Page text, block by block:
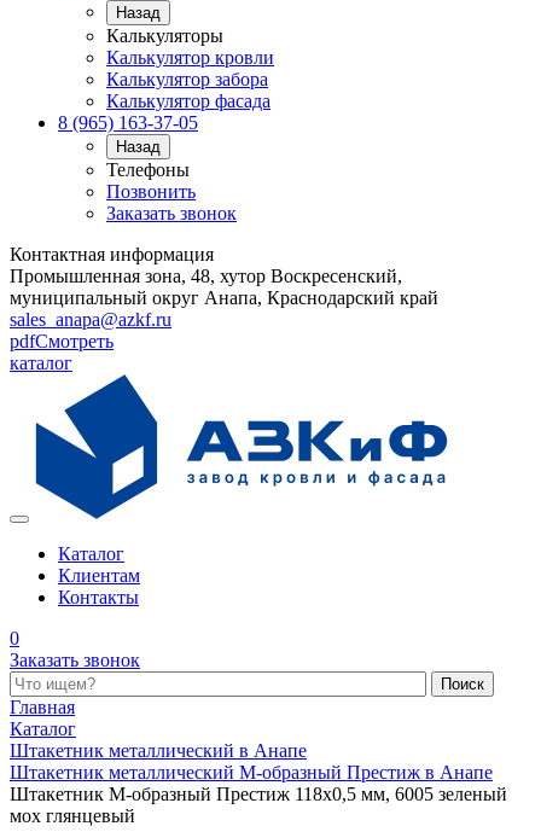
Назад
Калькуляторы
Калькулятор кровли
Калькулятор забора
Калькулятор фасада
8 (965) 163-37-05
Назад
Телефоны
Позвонить
Заказать звонок
Контактная информация
Промышленная зона, 48, хутор Воскресенский,
муниципальный округ Анапа, Краснодарский край
sales_anapa@azkf.ru
pdfСмотреть
каталог
Каталог
Клиентам
Контакты
0
Заказать звонок
Поиск по каталогу
Главная
Каталог
Штакетник металлический в Анапе
Штакетник металлический М-образный Престиж в Анапе
Штакетник М-образный Престиж 118x0,5 мм, 6005 зеленый
мох глянцевый